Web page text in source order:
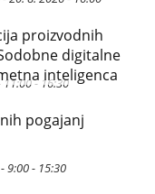
proizvodnih
digitalne
inteligenca
11:00- 16:30
pogajanj
9:00- 15:30